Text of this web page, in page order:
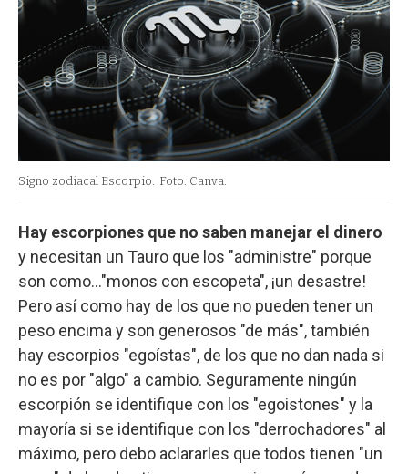
Signo zodiacal Escorpio. Foto: Canva.
Hay escorpiones que no saben manejar el dinero
y necesitan un Tauro que los "administre" porque
son como…"monos con escopeta", ¡un desastre!
Pero así como hay de los que no pueden tener un
peso encima y son generosos "de más", también
hay escorpios "egoístas", de los que no dan nada si
no es por "algo" a cambio. Seguramente ningún
escorpión se identifique con los "egoistones" y la
mayoría si se identifique con los "derrochadores" al
máximo, pero debo aclararles que todos tienen "un